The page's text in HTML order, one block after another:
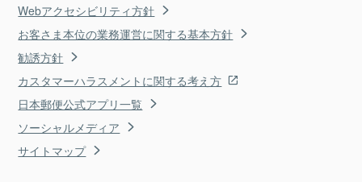
Webアクセシビリティ方針
お客さま本位の業務運営に関する基本方針
勧誘方針
カスタマーハラスメントに関する考え方
日本郵便公式アプリ一覧
ソーシャルメディア
サイトマップ